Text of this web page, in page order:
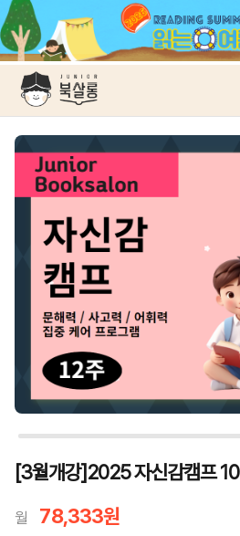
[3월개강]2025 자신감캠프
월 78,333원